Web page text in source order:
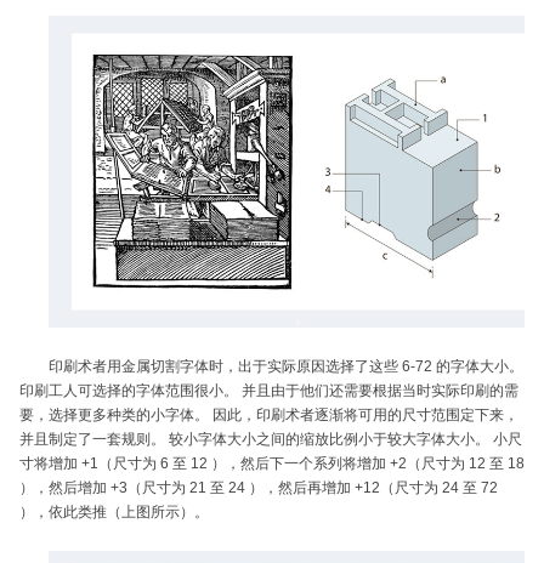
印刷术者用金属切割字体时，出于实际原因选择了这些 6-72 的字体大小。
印刷工人可选择的字体范围很小。 并且由于他们还需要根据当时实际印刷的需
要，选择更多种类的小字体。 因此，印刷术者逐渐将可用的尺寸范围定下来，
并且制定了一套规则。 较小字体大小之间的缩放比例小于较大字体大小。 小尺
寸将增加 +1（尺寸为 6 至 12 ），然后下一个系列将增加 +2（尺寸为 12 至 18
），然后增加 +3（尺寸为 21 至 24 ），然后再增加 +12（尺寸为 24 至 72
），依此类推（上图所示）。